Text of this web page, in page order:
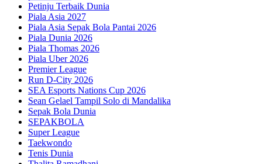
Petinju Terbaik Dunia
Piala Asia 2027
Piala Asia Sepak Bola Pantai 2026
Piala Dunia 2026
Piala Thomas 2026
Piala Uber 2026
Premier League
Run D-City 2026
SEA Esports Nations Cup 2026
Sean Gelael Tampil Solo di Mandalika
Sepak Bola Dunia
SEPAKBOLA
Super League
Taekwondo
Tenis Dunia